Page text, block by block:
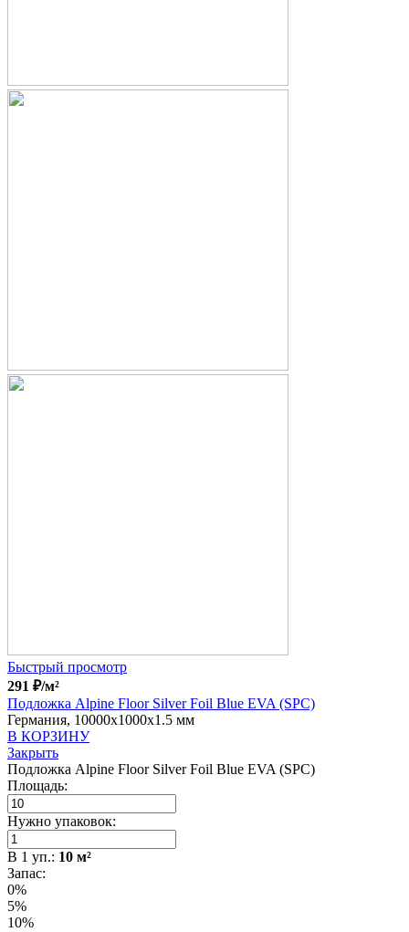
Быстрый просмотр
291 ₽/м²
Подложка Alpine Floor Silver Foil Blue EVA (SPC)
Германия, 10000x1000x1.5 мм
В КОРЗИНУ
Закрыть
Подложка Alpine Floor Silver Foil Blue EVA (SPC)
Площадь:
Нужно упаковок:
В 1 уп.: 10 м²
Запас:
0%
5%
10%